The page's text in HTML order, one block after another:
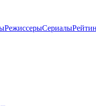
РежиссерыСериалы